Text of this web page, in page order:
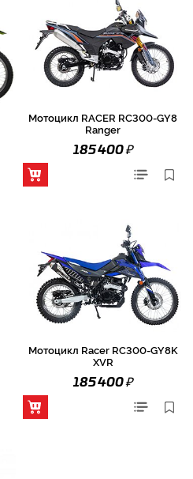
Мотоцикл RACER RC300-GY8
Ranger
185 400₽
Мотоцикл Racer RC300-GY8K
XVR
185 400₽